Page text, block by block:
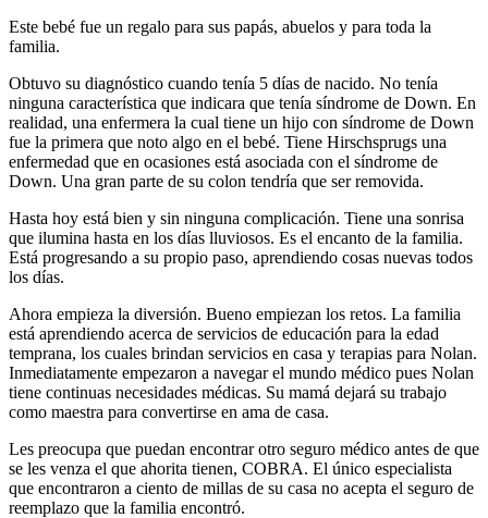
Este bebé fue un regalo para sus papás, abuelos y para toda la
familia.
Obtuvo su diagnóstico cuando tenía 5 días de nacido. No tenía
ninguna característica que indicara que tenía síndrome de Down. En
realidad, una enfermera la cual tiene un hijo con síndrome de Down
fue la primera que noto algo en el bebé. Tiene Hirschsprugs una
enfermedad que en ocasiones está asociada con el síndrome de
Down. Una gran parte de su colon tendría que ser removida.
Hasta hoy está bien y sin ninguna complicación. Tiene una sonrisa
que ilumina hasta en los días lluviosos. Es el encanto de la familia.
Está progresando a su propio paso, aprendiendo cosas nuevas todos
los días.
Ahora empieza la diversión. Bueno empiezan los retos. La familia
está aprendiendo acerca de servicios de educación para la edad
temprana, los cuales brindan servicios en casa y terapias para Nolan.
Inmediatamente empezaron a navegar el mundo médico pues Nolan
tiene continuas necesidades médicas. Su mamá dejará su trabajo
como maestra para convertirse en ama de casa.
Les preocupa que puedan encontrar otro seguro médico antes de que
se les venza el que ahorita tienen, COBRA. El único especialista
que encontraron a ciento de millas de su casa no acepta el seguro de
reemplazo que la familia encontró.